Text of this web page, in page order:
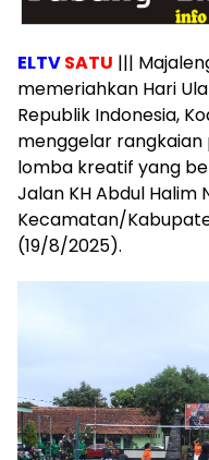
ELTVSATU |||
memeriahkan Hari
Republik Indonesia,
menggelar
lomba kreatif yang
Jalan KH Abdul Halim
Kecamatan/
(19/8/2025).